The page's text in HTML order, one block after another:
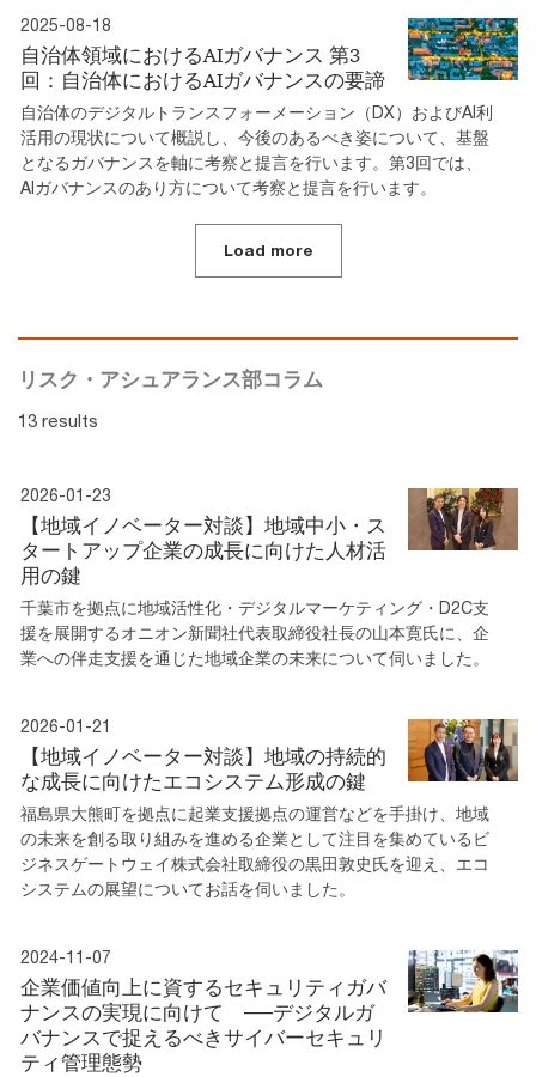
2025-08-18
自治体領域におけるAIガバナンス 第3
回：自治体におけるAIガバナンスの要諦
自治体のデジタルトランスフォーメーション（DX）およびAI利
活用の現状について概説し、今後のあるべき姿について、基盤
となるガバナンスを軸に考察と提言を行います。第3回では、
AIガバナンスのあり方について考察と提言を行います。
Load more
リスク・アシュアランス部コラム
13 results
2026-01-23
【地域イノベーター対談】地域中小・ス
タートアップ企業の成長に向けた人材活
用の鍵
千葉市を拠点に地域活性化・デジタルマーケティング・D2C支
援を展開するオニオン新聞社代表取締役社長の山本寛氏に、企
業への伴走支援を通じた地域企業の未来について伺いました。
2026-01-21
【地域イノベーター対談】地域の持続的
な成長に向けたエコシステム形成の鍵
福島県大熊町を拠点に起業支援拠点の運営などを手掛け、地域
の未来を創る取り組みを進める企業として注目を集めているビ
ジネスゲートウェイ株式会社取締役の黒田敦史氏を迎え、エコ
システムの展望についてお話を伺いました。
2024-11-07
企業価値向上に資するセキュリティガバ
ナンスの実現に向けて ──デジタルガ
バナンスで捉えるべきサイバーセキュリ
ティ管理態勢